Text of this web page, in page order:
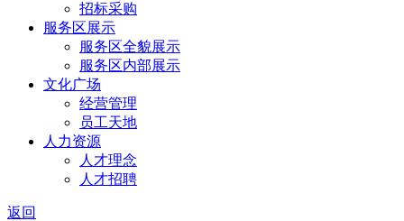
招标采购
服务区展示
服务区全貌展示
服务区内部展示
文化广场
经营管理
员工天地
人力资源
人才理念
人才招聘
返回